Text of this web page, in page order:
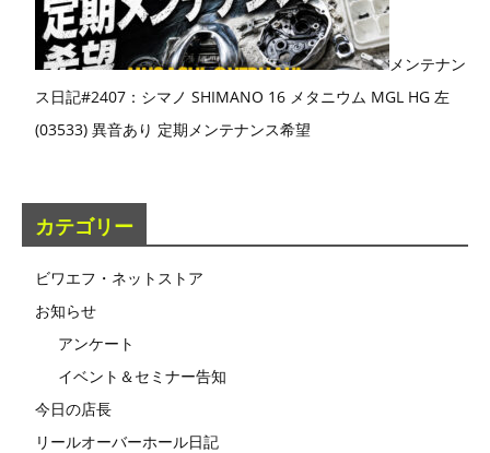
メンテナン
ス日記#2407：シマノ SHIMANO 16 メタニウム MGL HG 左
(03533) 異音あり 定期メンテナンス希望
カテゴリー
ビワエフ・ネットストア
お知らせ
アンケート
イベント＆セミナー告知
今日の店長
リールオーバーホール日記